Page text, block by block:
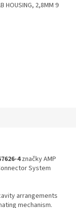
2,8MM 9
4značky AMP
System
arrangements
mechanism.